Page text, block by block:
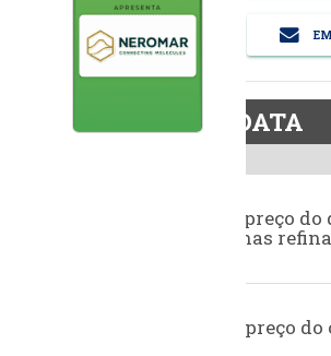
BiodieselDATA
Evolução do preço do
da gasolina nas
Histórico do preço do